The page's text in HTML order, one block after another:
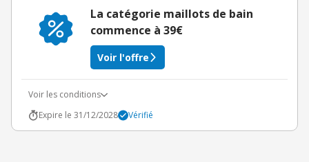
La catégorie maillots de bain
commence à 39€
Voir l'offre
Voir les conditions
Expire le 31/12/2028
Vérifié